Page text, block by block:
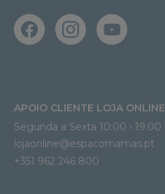
APOIO CLIENTE LOJA ONLINE
Segunda a Sexta 10:00 › 19:00
lojaonline@espacomamas.pt
+351 962 246 800